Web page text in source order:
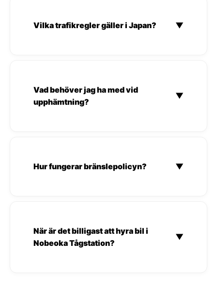
Vilka trafikregler gäller i Japan? ▼
Vad behöver jag ha med vid
upphämtning?
▼
Hur fungerar bränslepolicyn? ▼
När är det billigast att hyra bil i
Nobeoka Tågstation?
▼